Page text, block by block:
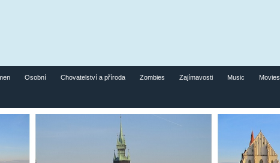
Osobní Chovatelství a příroda Zombies Zajímavosti Music Movies